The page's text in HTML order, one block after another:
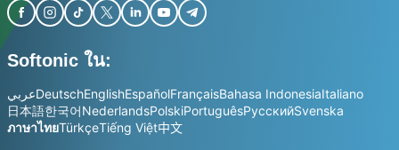
Softonic ใน:
عربيDeutschEnglishEspañolFrançaisBahasa IndonesiaItaliano
日本語한국어NederlandsPolskiPortuguêsРусскийSvenska
ภาษาไทยTürkçeTiếng Việt中文